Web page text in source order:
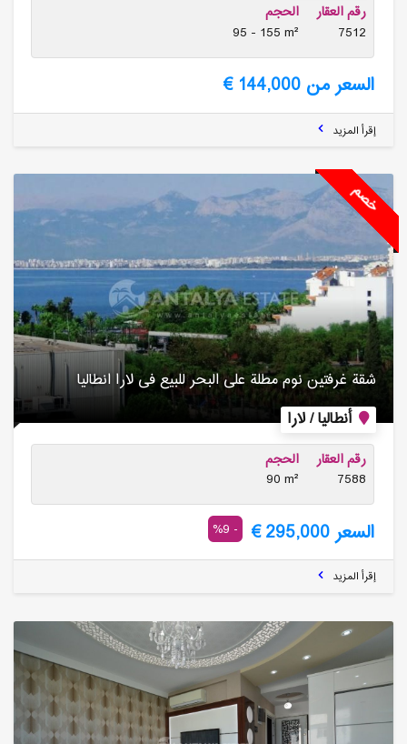
رقم العقار
7512
الحجم
95 - 155 m²
السعر من 144,000 €
إقرأ المزيد
خصم
أنطاليا / لارا
شقة غرفتین نوم مطلة على البحر للبیع فی لارا انطالیا
رقم العقار
7588
الحجم
90 m²
السعر 295,000 € - 9%
إقرأ المزيد